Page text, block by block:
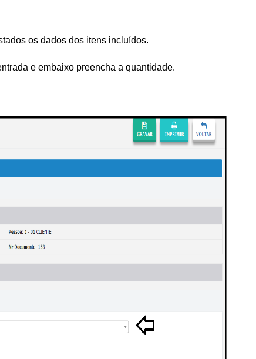
os dados dos itens incluídos.
e embaixo preencha a quantidade.